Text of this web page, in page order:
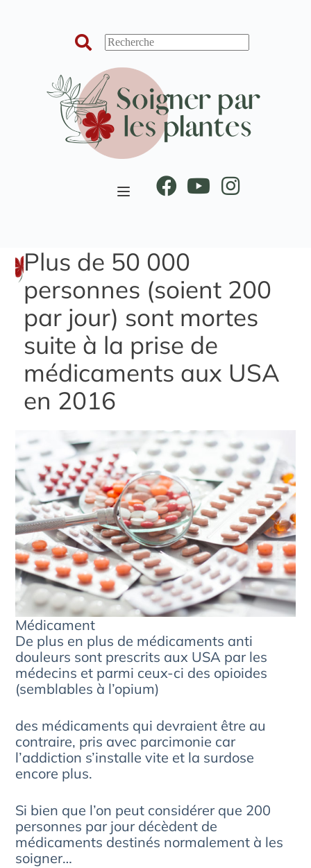
Plus de 50 000
personnes (soient 200
par jour) sont mortes
suite à la prise de
médicaments aux USA
en 2016
Médicament
De plus en plus de médicaments anti
douleurs sont prescrits aux USA par les
médecins et parmi ceux-ci des opioides
(semblables à l’opium)
des médicaments qui devraient être au
contraire, pris avec parcimonie car
l’addiction s’installe vite et la surdose
encore plus.
Si bien que l’on peut considérer que 200
personnes par jour décèdent de
médicaments destinés normalement à les
soigner…